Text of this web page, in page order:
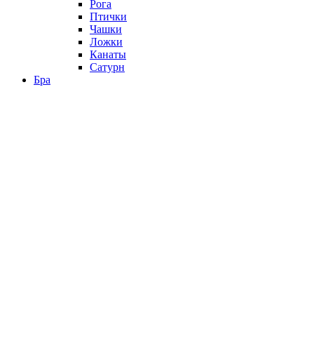
Рога
Птички
Чашки
Ложки
Канаты
Сатурн
Бра